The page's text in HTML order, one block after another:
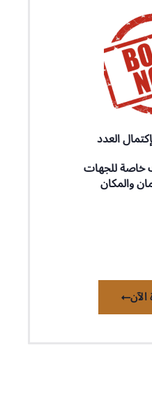
العدد
خاصة للجهات
والمكان
الآن